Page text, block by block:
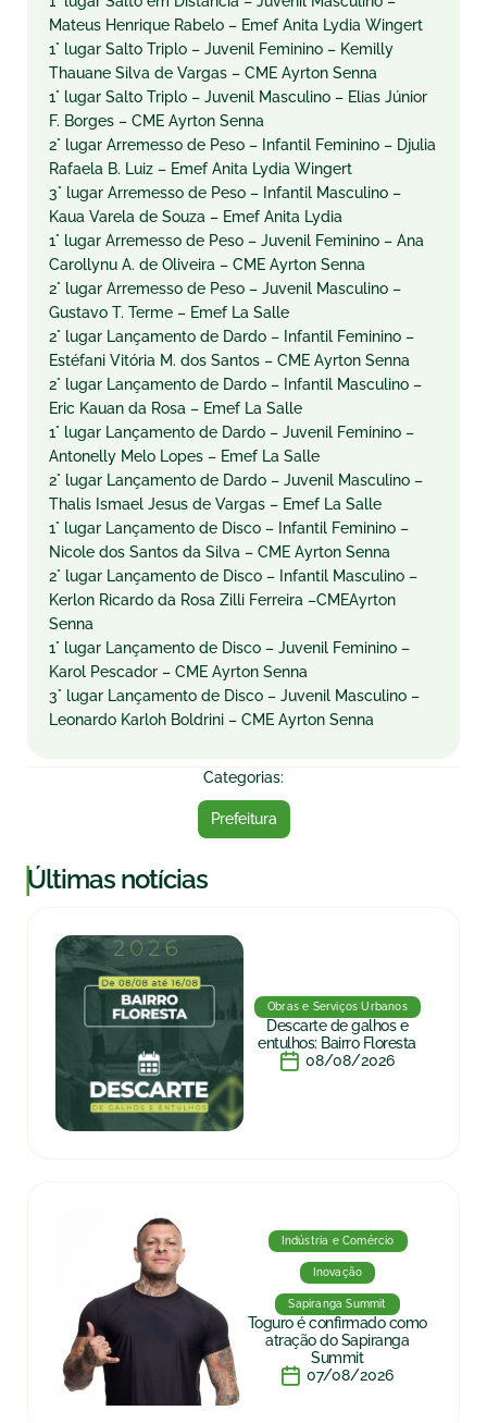
Mateus Henrique Rabelo – Emef Anita Lydia Wingert
1° lugar Salto Triplo – Juvenil Feminino – Kemilly
Thauane Silva de Vargas – CME Ayrton Senna
1° lugar Salto Triplo – Juvenil Masculino – Elias Júnior
F. Borges – CME Ayrton Senna
2° lugar Arremesso de Peso – Infantil Feminino – Djulia
Rafaela B. Luiz – Emef Anita Lydia Wingert
3° lugar Arremesso de Peso – Infantil Masculino –
Kaua Varela de Souza – Emef Anita Lydia
1° lugar Arremesso de Peso – Juvenil Feminino – Ana
Carollynu A. de Oliveira – CME Ayrton Senna
2° lugar Arremesso de Peso – Juvenil Masculino –
Gustavo T. Terme – Emef La Salle
2° lugar Lançamento de Dardo – Infantil Feminino –
Estéfani Vitória M. dos Santos – CME Ayrton Senna
2° lugar Lançamento de Dardo – Infantil Masculino –
Eric Kauan da Rosa – Emef La Salle
1° lugar Lançamento de Dardo – Juvenil Feminino –
Antonelly Melo Lopes – Emef La Salle
2° lugar Lançamento de Dardo – Juvenil Masculino –
Thalis Ismael Jesus de Vargas – Emef La Salle
1° lugar Lançamento de Disco – Infantil Feminino –
Nicole dos Santos da Silva – CME Ayrton Senna
2° lugar Lançamento de Disco – Infantil Masculino –
Kerlon Ricardo da Rosa Zilli Ferreira –CMEAyrton
Senna
1° lugar Lançamento de Disco – Juvenil Feminino –
Karol Pescador – CME Ayrton Senna
3° lugar Lançamento de Disco – Juvenil Masculino –
Leonardo Karloh Boldrini – CME Ayrton Senna
Categorias:
Prefeitura
|Últimas notícias
Obras e Serviços Urbanos
Descarte de galhos e
entulhos: Bairro Floresta
08/08/2026
Indústria e Comércio
Inovação
Sapiranga Summit
Toguro é confirmado como
atração do Sapiranga
Summit
07/08/2026